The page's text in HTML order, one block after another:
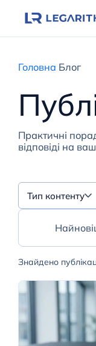
Головна Блог
Практичні
відповіді на
Тип контенту
Знайдено